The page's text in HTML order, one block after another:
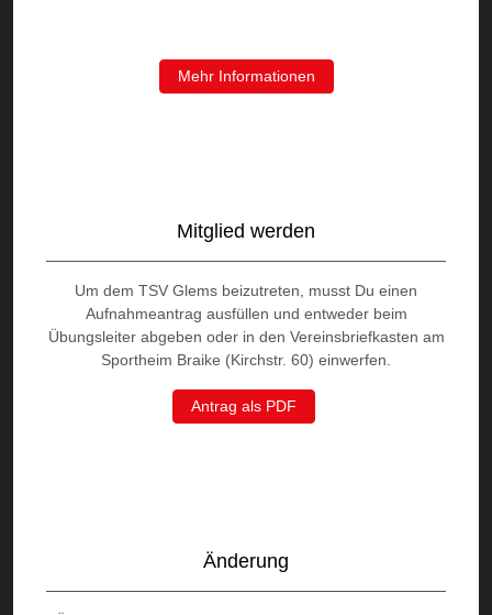
Mehr Informationen
Mitglied werden
Um dem TSV Glems beizutreten, musst Du einen
Aufnahmeantrag ausfüllen und entweder beim
Übungsleiter abgeben oder in den Vereinsbriefkasten am
Sportheim Braike (Kirchstr. 60) einwerfen.
Antrag als PDF
Änderung